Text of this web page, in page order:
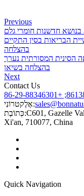
Previous
לחדשנות אין גבולות, ופורום 2018 בנושא חדשנות חומרי גלם
הבריאות בסין התקיים
בהצלחה
הסינית המסורתית נערך
בהצלחה בשיאן
Next
Contact Us
אֶלֶקטרוֹנִי:
כְּתוֹבֶת:C601, Gazelle
Xi'an, 710077, China
Quick Navigation